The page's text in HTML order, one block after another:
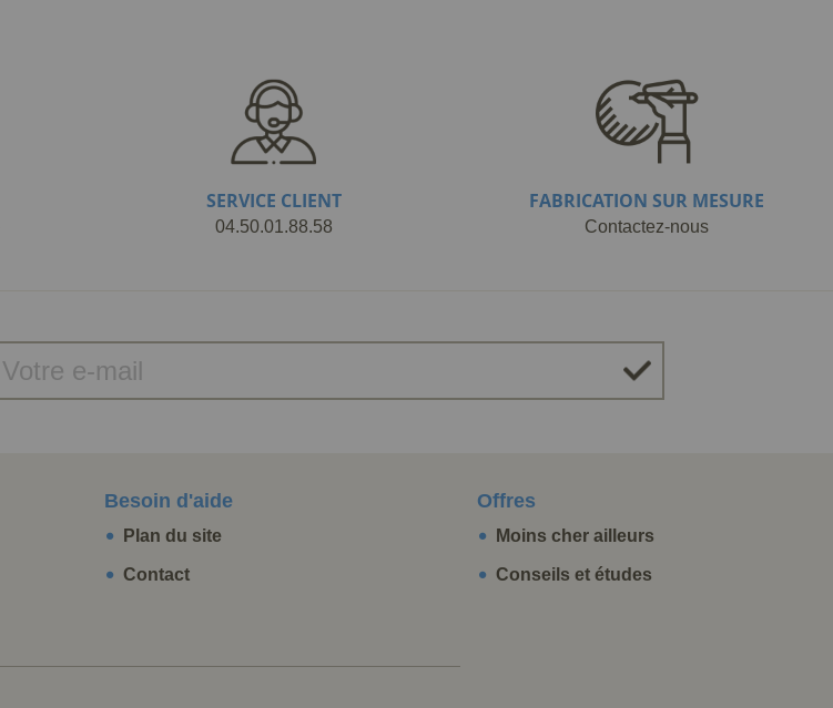
SERVICE CLIENT
04.50.01.88.58
FABRICATION SUR MESURE
Contactez-nous
Besoin d'aide
Plan du site
Contact
Offres
Moins cher ailleurs
Conseils et études